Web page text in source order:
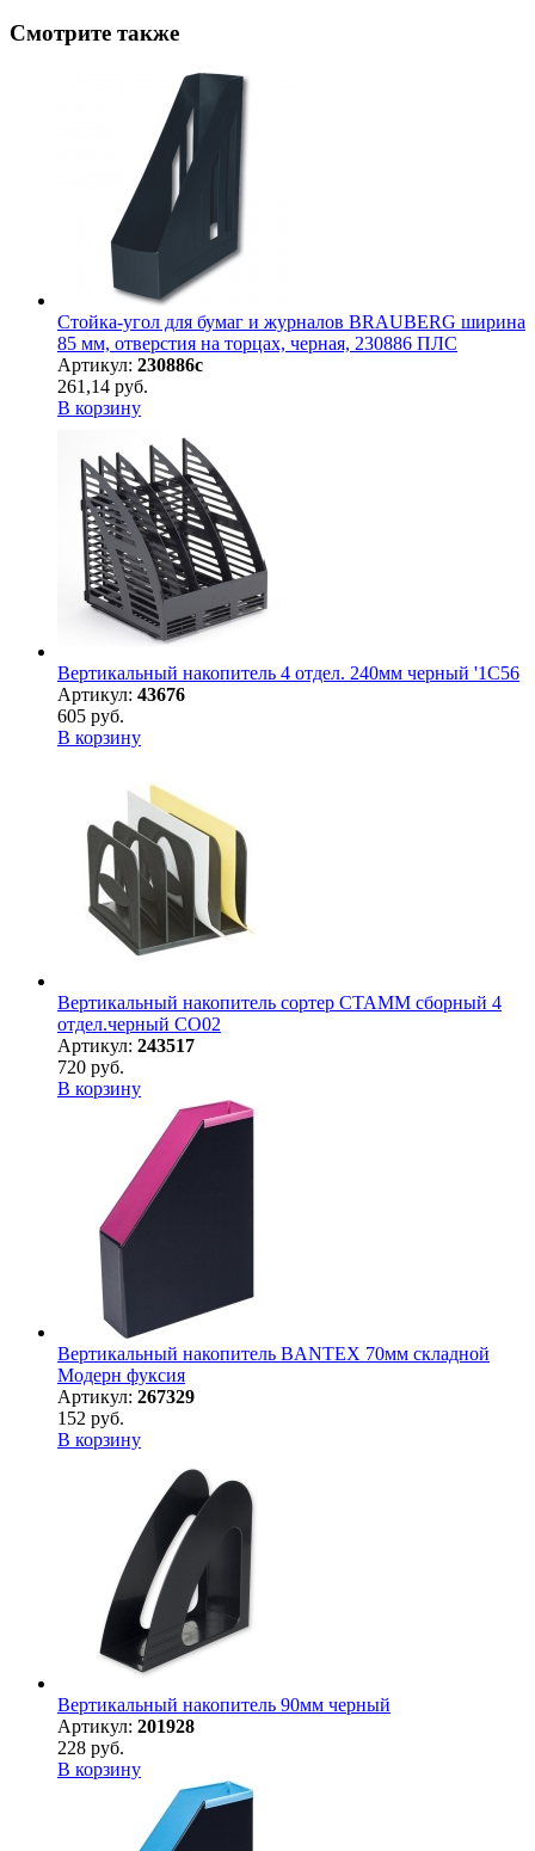
Смотрите также
Стойка-угол для бумаг и журналов BRAUBERG ширина
85 мм, отверстия на торцах, черная, 230886 ПЛС
Артикул: 230886с
261,14 руб.
В корзину
Вертикальный накопитель 4 отдел. 240мм черный '1С56
Артикул: 43676
605 руб.
В корзину
Вертикальный накопитель сортер СТАММ сборный 4
отдел.черный СО02
Артикул: 243517
720 руб.
В корзину
Вертикальный накопитель BANTEX 70мм складной
Модерн фуксия
Артикул: 267329
152 руб.
В корзину
Вертикальный накопитель 90мм черный
Артикул: 201928
228 руб.
В корзину